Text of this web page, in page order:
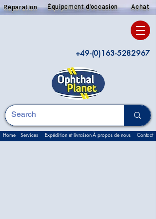
Réparation Équipement d'occasion Achat
+49-(0)163-5282967
Home Services Expédition et livraisonÀ propos de nous Contact